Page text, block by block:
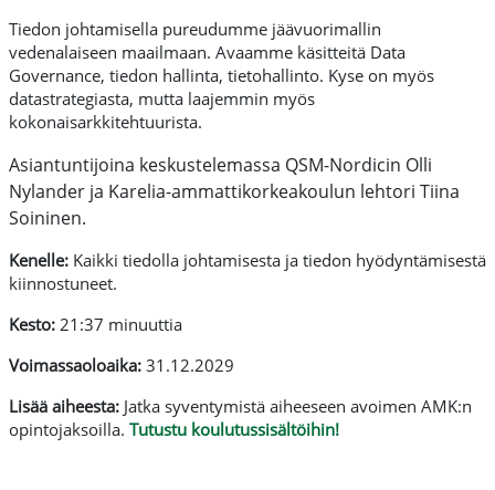
Tiedon johtamisella pureudumme jäävuorimallin
vedenalaiseen maailmaan. Avaamme käsitteitä Data
Governance, tiedon hallinta, tietohallinto. Kyse on myös
datastrategiasta, mutta laajemmin myös
kokonaisarkkitehtuurista.
Asiantuntijoina keskustelemassa QSM-Nordicin Olli
Nylander ja Karelia-ammattikorkeakoulun lehtori Tiina
Soininen.
Kenelle: Kaikki tiedolla johtamisesta ja tiedon hyödyntämisestä
kiinnostuneet.
Kesto: 21:37 minuuttia
Voimassaoloaika: 31.12.2029
Lisää aiheesta: Jatka syventymistä aiheeseen avoimen AMK:n
opintojaksoilla. Tutustu koulutussisältöihin!